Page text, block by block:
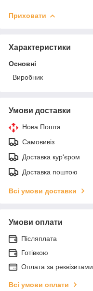
Приховати
Характеристики
Основні
Виробник
Умови доставки
Нова Пошта
Самовивіз
Доставка кур'єром
Доставка поштою
Всі умови доставки
Умови оплати
Післяплата
Готівкою
Оплата за реквізитами
Всі умови оплати